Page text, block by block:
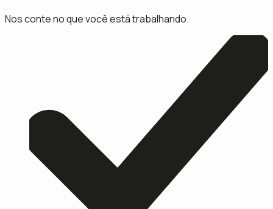
Nos conte no que você está trabalhando.